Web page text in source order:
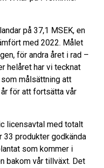
på 37,1 MSEK, en
med 2022. Målet
för andra året i rad –
helåret har vi tecknat
målsättning att
för att fortsätta vår
licensavtal med totalt
33 produkter godkända
som kommer i
bakom vår tillväxt. Det